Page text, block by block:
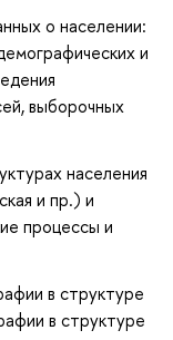
о населении:
и
выборочных
населения
и пр.) и
процессы и
в структуре
в структуре